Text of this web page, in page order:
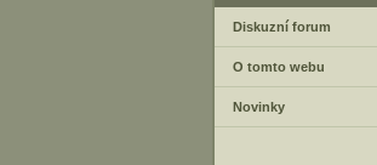
Diskuzní forum
O tomto webu
Novinky